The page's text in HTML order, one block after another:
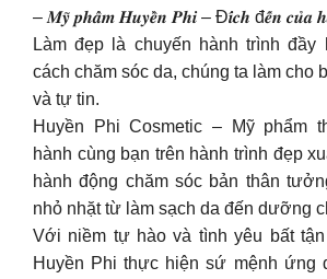
– 𝑴𝒚̃ 𝒑𝒉𝒂̂̉𝒎 𝑯𝒖𝒚𝒆̂̀𝒏 𝑷𝒉𝒊 – Đ𝒊́𝒄𝒉 đ𝒆̂́𝒏 𝒄𝒖̉𝒂
Làm đẹp là chuyến hành trình đầy
cách chăm sóc da, chúng ta làm cho
và tự tin.
Huyền Phi Cosmetic – Mỹ phẩm
hành cùng bạn trên hành trình đẹp
hành động chăm sóc bản thân
nhỏ nhặt từ làm sạch da đến dưỡng
Với niềm tự hào và tình yêu bất
Huyền Phi thực hiện sứ mệnh ứng